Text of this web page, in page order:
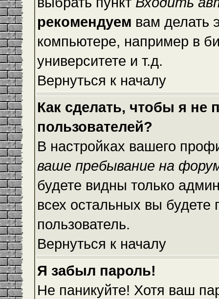
рекомендуем вам делать
компьютере, например в
университете и т.д.
Вернуться к началу
Как сделать, чтобы я не
пользователей?
В настройках вашего
ваше пребывание на
будете видны только
всех остальных вы будете
пользователь.
Вернуться к началу
Я забыл пароль!
Не паникуйте! Хотя ваш